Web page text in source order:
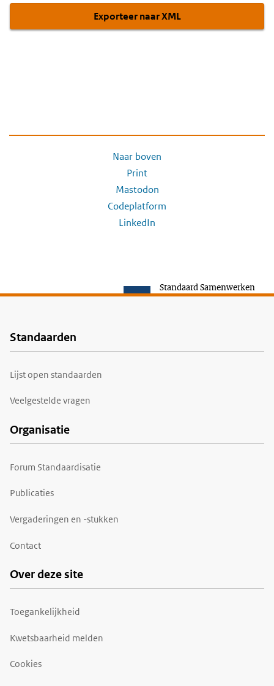
Exporteer naar XML
Naar boven
Print
Mastodon
Codeplatform
LinkedIn
Standaard Samenwerken
Voet
Standaarden
Lijst open standaarden
Veelgestelde vragen
Organisatie
Forum Standaardisatie
Publicaties
Vergaderingen en -stukken
Contact
Over deze site
Toegankelijkheid
Kwetsbaarheid melden
Cookies